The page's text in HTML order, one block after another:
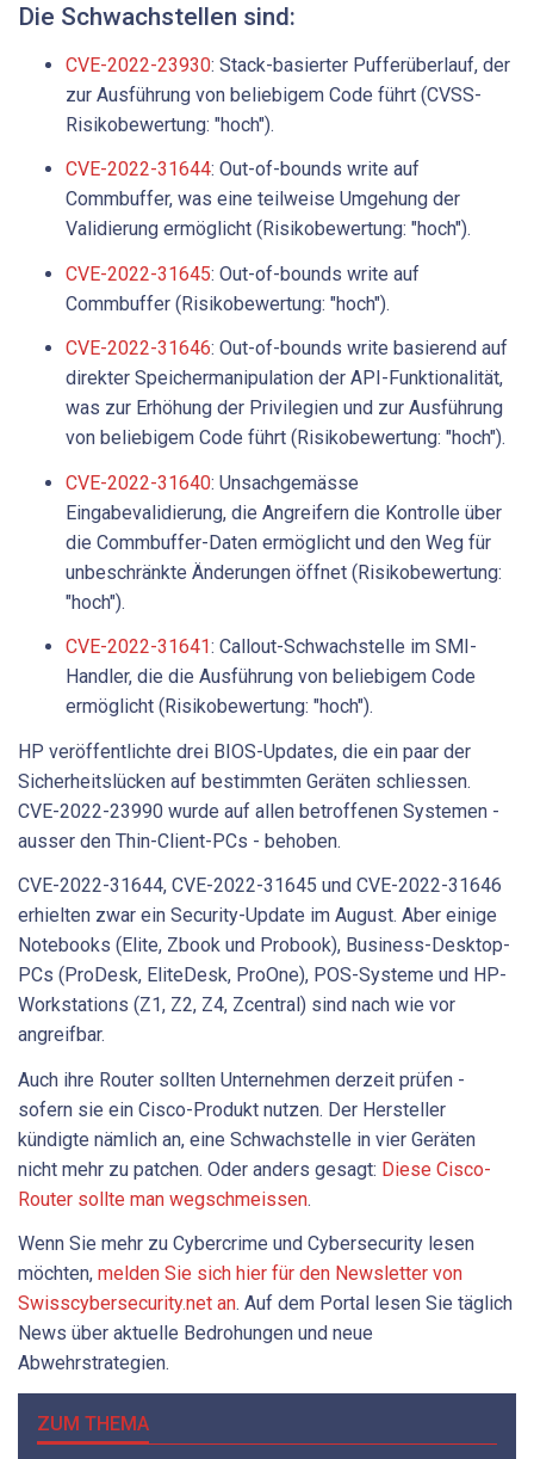
Die Schwachstellen sind:
CVE-2022-23930: Stack-basierter Pufferüberlauf, der
zur Ausführung von beliebigem Code führt (CVSS-
Risikobewertung: "hoch").
CVE-2022-31644: Out-of-bounds write auf
Commbuffer, was eine teilweise Umgehung der
Validierung ermöglicht (Risikobewertung: "hoch").
CVE-2022-31645: Out-of-bounds write auf
Commbuffer (Risikobewertung: "hoch").
CVE-2022-31646: Out-of-bounds write basierend auf
direkter Speichermanipulation der API-Funktionalität,
was zur Erhöhung der Privilegien und zur Ausführung
von beliebigem Code führt (Risikobewertung: "hoch").
CVE-2022-31640: Unsachgemässe
Eingabevalidierung, die Angreifern die Kontrolle über
die Commbuffer-Daten ermöglicht und den Weg für
unbeschränkte Änderungen öffnet (Risikobewertung:
"hoch").
CVE-2022-31641: Callout-Schwachstelle im SMI-
Handler, die die Ausführung von beliebigem Code
ermöglicht (Risikobewertung: "hoch").
HP veröffentlichte drei BIOS-Updates, die ein paar der
Sicherheitslücken auf bestimmten Geräten schliessen.
CVE-2022-23990 wurde auf allen betroffenen Systemen -
ausser den Thin-Client-PCs - behoben.
CVE-2022-31644, CVE-2022-31645 und CVE-2022-31646
erhielten zwar ein Security-Update im August. Aber einige
Notebooks (Elite, Zbook und Probook), Business-Desktop-
PCs (ProDesk, EliteDesk, ProOne), POS-Systeme und HP-
Workstations (Z1, Z2, Z4, Zcentral) sind nach wie vor
angreifbar.
Auch ihre Router sollten Unternehmen derzeit prüfen -
sofern sie ein Cisco-Produkt nutzen. Der Hersteller
kündigte nämlich an, eine Schwachstelle in vier Geräten
nicht mehr zu patchen. Oder anders gesagt: Diese Cisco-
Router sollte man wegschmeissen.
Wenn Sie mehr zu Cybercrime und Cybersecurity lesen
möchten, melden Sie sich hier für den Newsletter von
Swisscybersecurity.net an. Auf dem Portal lesen Sie täglich
News über aktuelle Bedrohungen und neue
Abwehrstrategien.
ZUM THEMA